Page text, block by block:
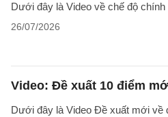
Dưới đây là Video về chế độ
26/07/2026
Video: Đề xuất 10 điểm
Dưới đây là Video Đề xuất mới về